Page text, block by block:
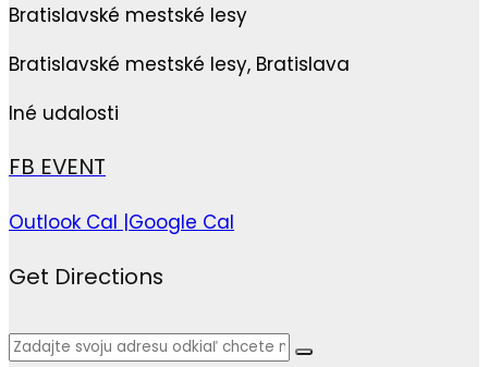
Bratislavské mestské lesy
Bratislavské mestské lesy, Bratislava
Iné udalosti
FB EVENT
Outlook Cal |Google Cal
Get Directions